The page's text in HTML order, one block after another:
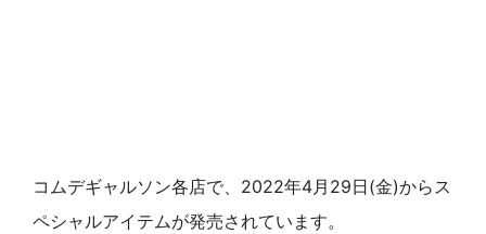
コムデギャルソン各店で、2022年4月29日(金)からス
ペシャルアイテムが発売されています。